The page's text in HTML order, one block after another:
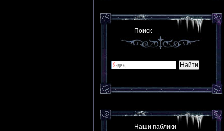
Поиск
Наши паблики